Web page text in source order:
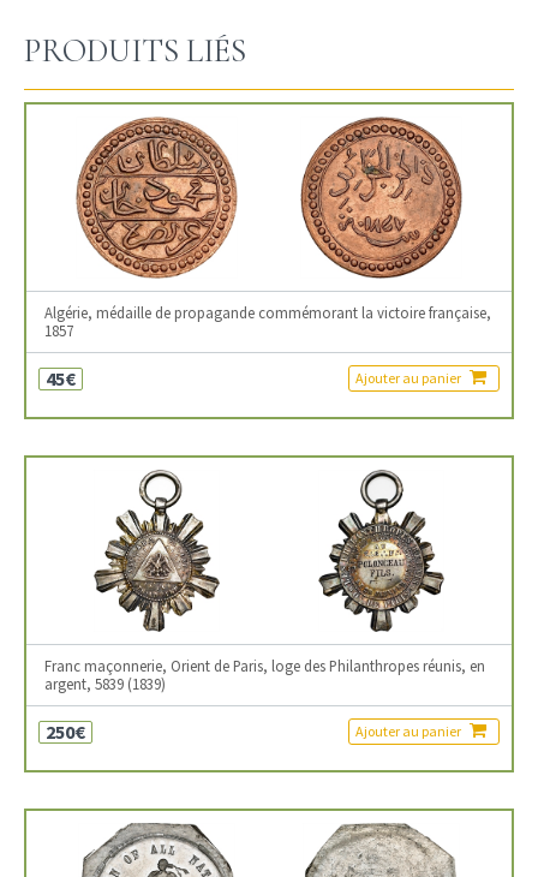
PRODUITS LIÉS
Algérie, médaille de propagande commémorant la victoire française,
1857
45€ Ajouter au panier
Franc maçonnerie, Orient de Paris, loge des Philanthropes réunis, en
argent, 5839 (1839)
250€ Ajouter au panier